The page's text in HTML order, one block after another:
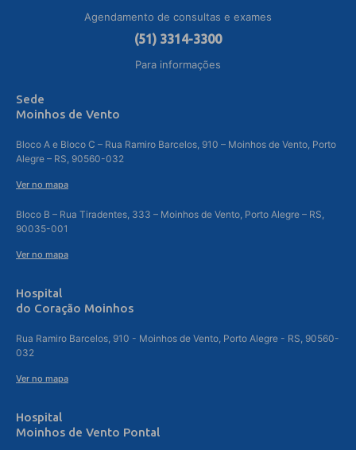
Agendamento de consultas e exames
(51) 3314-3300
Para informações
Sede
Moinhos de Vento
Bloco A e Bloco C – Rua Ramiro Barcelos, 910 – Moinhos de Vento, Porto
Alegre – RS, 90560-032
Ver no mapa
Bloco B – Rua Tiradentes, 333 – Moinhos de Vento, Porto Alegre – RS,
90035-001
Ver no mapa
Hospital
do Coração Moinhos
Rua Ramiro Barcelos, 910 - Moinhos de Vento, Porto Alegre - RS, 90560-
032
Ver no mapa
Hospital
Moinhos de Vento Pontal